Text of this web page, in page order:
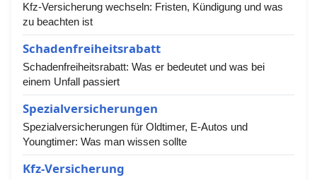
Kfz-Versicherung wechseln: Fristen, Kündigung und was
zu beachten ist
Schadenfreiheitsrabatt
Schadenfreiheitsrabatt: Was er bedeutet und was bei
einem Unfall passiert
Spezialversicherungen
Spezialversicherungen für Oldtimer, E-Autos und
Youngtimer: Was man wissen sollte
Kfz-Versicherung